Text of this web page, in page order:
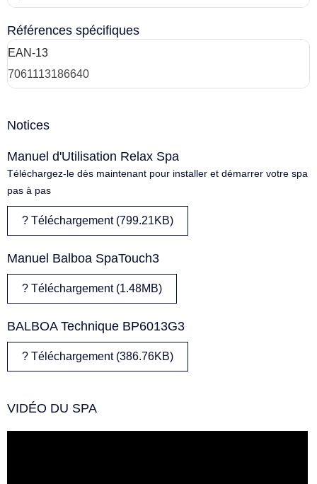
Références spécifiques
EAN-13
7061113186640
Notices
Manuel d'Utilisation Relax Spa
Téléchargez-le dès maintenant pour installer et démarrer votre spa
pas à pas
? Téléchargement (799.21KB)
Manuel Balboa SpaTouch3
? Téléchargement (1.48MB)
BALBOA Technique BP6013G3
? Téléchargement (386.76KB)
VIDÉO DU SPA